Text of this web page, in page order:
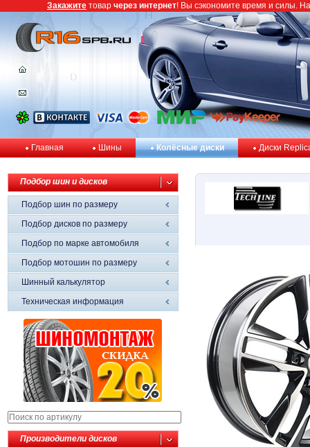
Главная Шины Колёсные диски Диски
Подбор шин и дисков
Подбор шин по размеру
Подбор дисков по размеру
Подбор по марке автомобиля
Подбор мотошин по размеру
Шинный калькулятор
Техническая информация
Производители дисков
Закажите товар через интернет! Вы сэкономите время и силы.